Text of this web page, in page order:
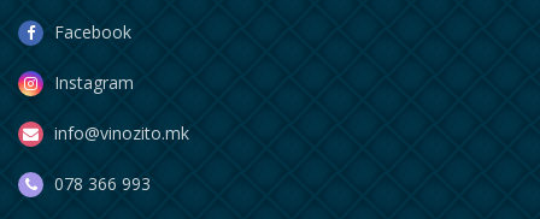
Facebook
Instagram
info@vinozito.mk
078 366 993